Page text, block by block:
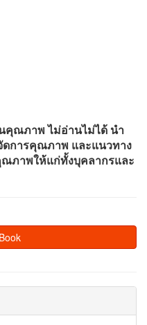
ณภาพ ไม่อ่านไม่ได้ นำ
ดการคุณภาพ และแนวทาง
ภาพให้แก่ทั้งบุคลากรและ